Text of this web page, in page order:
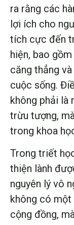
ra rằng các
lợi ích cho
tích cực đến
hiện, bao
căng thẳng
cuộc sống.
không phải là
trừu tượng,
trong khoa
Trong triết
thiện lành
nguyên lý vô
không có một
cộng đồng,